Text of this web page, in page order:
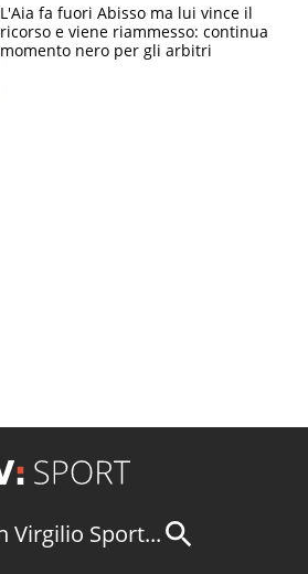
L'Aia fa fuori Abisso ma lui vince il
ricorso e viene riammesso: continua
momento nero per gli arbitri
Virgilio Sport...